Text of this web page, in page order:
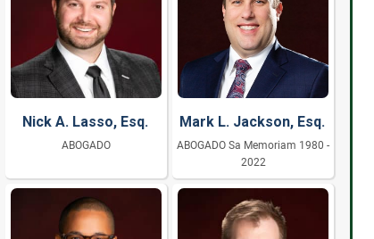
Nick A. Lasso, Esq.
ABOGADO
Mark L. Jackson, Esq.
ABOGADO Sa Memoriam 1980 -
2022